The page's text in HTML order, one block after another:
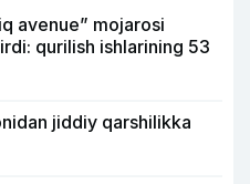
avenue” mojarosi
qurilish ishlarining 53
jiddiy qarshilikka